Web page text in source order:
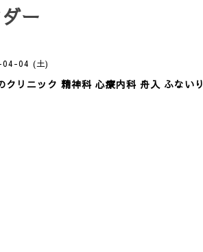
ー
04-04 (土)
クリニック 精神科 心療内科 舟入 ふないり